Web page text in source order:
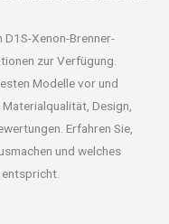
D1S-Xenon-Brenner-
zur Verfügung.
Modelle vor und
Design,
Erfahren Sie,
und welches